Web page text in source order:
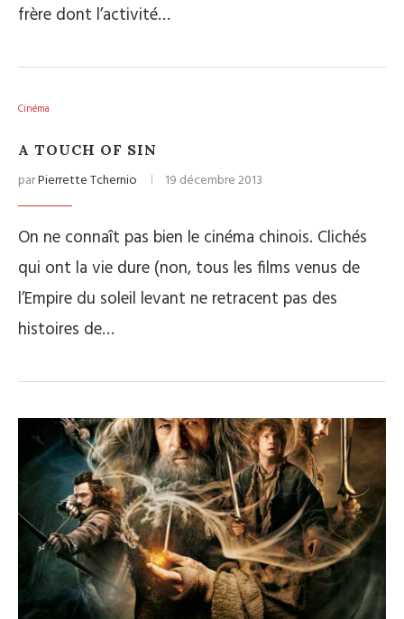
frère dont l’activité…
Cinéma
A TOUCH OF SIN
parPierrette Tchernio 19 décembre 2013
On ne connaît pas bien le cinéma chinois. Clichés
qui ont la vie dure (non, tous les films venus de
l’Empire du soleil levant ne retracent pas des
histoires de…